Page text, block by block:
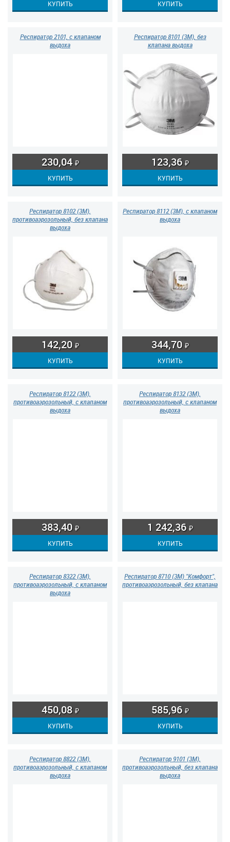
Респиратор 2101, с клапаном
выдоха
230,04 ₽
Респиратор 8101 (3М), без
клапана выдоха
123,36 ₽
Респиратор 8102 (3М),
противоаэрозольный, без клапана
выдоха
142,20 ₽
Респиратор 8112 (3М), с клапаном
выдоха
344,70 ₽
Респиратор 8122 (3М),
противоаэрозольный, с клапаном
выдоха
383,40 ₽
Респиратор 8132 (3М),
противоаэрозольный, с клапаном
выдоха
1 242,36 ₽
Респиратор 8322 (3М),
противоаэрозольный, с клапаном
выдоха
450,08 ₽
Респиратор 8710 (3М) "Комфорт",
противоаэрозольный, без клапана
585,96 ₽
Респиратор 8822 (3М),
противоаэрозольный, с клапаном
выдоха
Респиратор 9101 (3М),
противоаэрозольный, без клапана
выдоха